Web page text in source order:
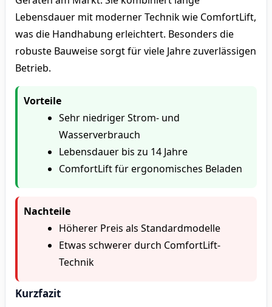
Lebensdauer mit moderner Technik wie ComfortLift,
was die Handhabung erleichtert. Besonders die
robuste Bauweise sorgt für viele Jahre zuverlässigen
Betrieb.
Vorteile
Sehr niedriger Strom- und
Wasserverbrauch
Lebensdauer bis zu 14 Jahre
ComfortLift für ergonomisches Beladen
Nachteile
Höherer Preis als Standardmodelle
Etwas schwerer durch ComfortLift-
Technik
Kurzfazit